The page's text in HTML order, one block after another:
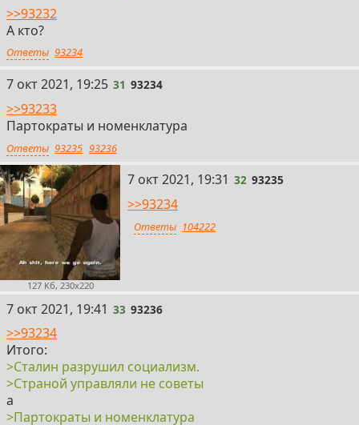
>>93232
А кто?
Ответы 93234
31
7 окт 2021, 19:25 31 93234
>>93233
Партократы и номенклатура
Ответы 93235 93236
127 Кб, 230x220
32
7 окт 2021, 19:31 32 93235
>>93234
Ответы 104222
33
7 окт 2021, 19:41 33 93236
>>93234
Итого:
>Сталин разрушил социализм.
>Страной управляли не советы
а
>Партократы и номенклатура